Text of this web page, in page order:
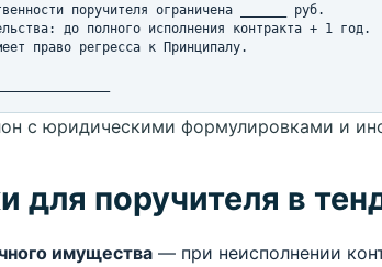
поручителя ограничена ______ руб.
до полного исполнения контракта + 1 год.
право регресса к Принципалу.
с юридическими формулировками и
для поручителя в
имущества — при неисполнении